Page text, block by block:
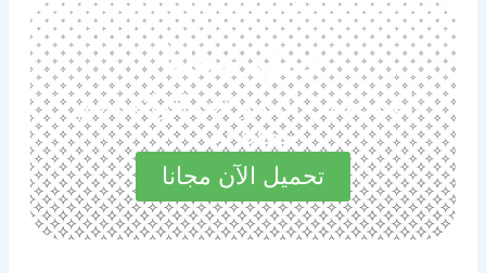
حمل مجانا
استكشف المميزات الرائعة في
مجاناً الآن
تحميل الآن مجانا